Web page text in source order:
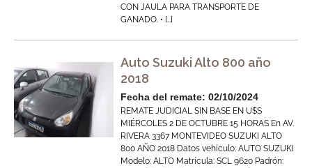
CON JAULA PARA TRANSPORTE DE
GANADO. • […]
Auto Suzuki Alto 800 año
2018
Fecha del remate: 02/10/2024
REMATE JUDICIAL SIN BASE EN U$S
MIÉRCOLES 2 DE OCTUBRE 15 HORAS En AV.
RIVERA 3367 MONTEVIDEO SUZUKI ALTO
800 AÑO 2018 Datos vehículo: AUTO SUZUKI
Modelo: ALTO Matrícula: SCL 9620 Padrón: